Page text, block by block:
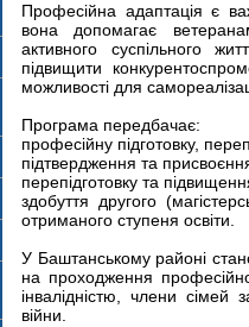
Професійна адаптація є
вона допомагає
активного суспільного
підвищити
можливості для
Програма передбачає:
професійну підготовку,
підтвердження та
перепідготовку та
здобуття другого
отриманого ступеня освіти.
У Баштанському районі
на проходження
інвалідністю, члени сімей
війни.